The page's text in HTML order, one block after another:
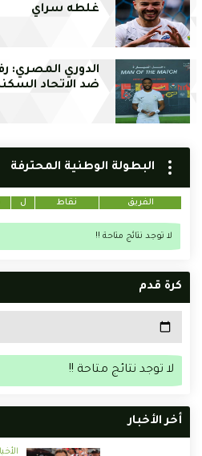
غلطه سراي
الدوري المصري:
ضد الاتحاد
البطولة الوطنية المحترفة
الفريق نقاط ل
لا توجد نتائج متاحة !!
كرة قدم
لا توجد نتائج متاحة !!
أخر الأخبار